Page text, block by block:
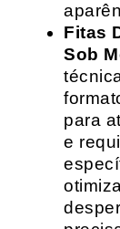
Fitas
Sob
para
e